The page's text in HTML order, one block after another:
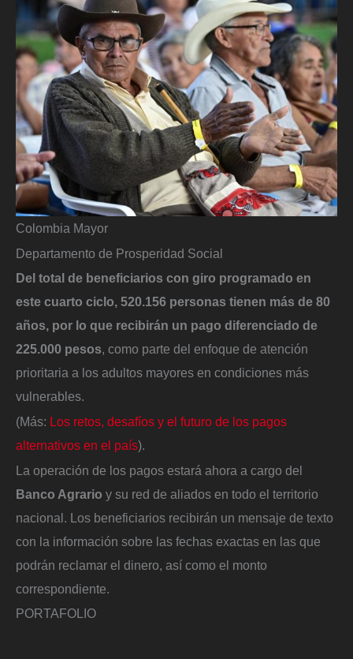
Colombia Mayor
Departamento de Prosperidad Social
Del total de beneficiarios con giro programado en
este cuarto ciclo, 520.156 personas tienen más de 80
años, por lo que recibirán un pago diferenciado de
225.000 pesos, como parte del enfoque de atención
prioritaria a los adultos mayores en condiciones más
vulnerables.
(Más: Los retos, desafíos y el futuro de los pagos
alternativos en el país).
La operación de los pagos estará ahora a cargo del
Banco Agrario y su red de aliados en todo el territorio
nacional. Los beneficiarios recibirán un mensaje de texto
con la información sobre las fechas exactas en las que
podrán reclamar el dinero, así como el monto
correspondiente.
PORTAFOLIO